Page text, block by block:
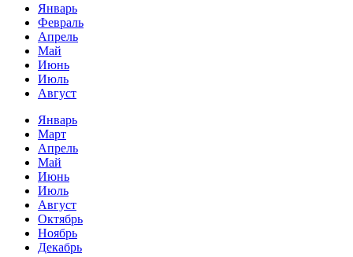
Январь
Февраль
Апрель
Май
Июнь
Июль
Август
Январь
Март
Апрель
Май
Июнь
Июль
Август
Октябрь
Ноябрь
Декабрь